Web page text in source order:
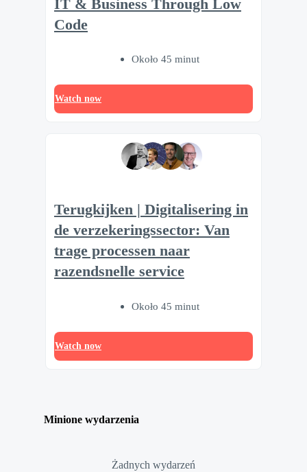
IT & Business Through Low
Code
Około 45 minut
Watch now
Terugkijken | Digitalisering in
de verzekeringssector: Van
trage processen naar
razendsnelle service
Około 45 minut
Watch now
Minione wydarzenia
Żadnych wydarzeń